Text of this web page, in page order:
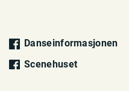
Danseinformasjonen
Scenehuset